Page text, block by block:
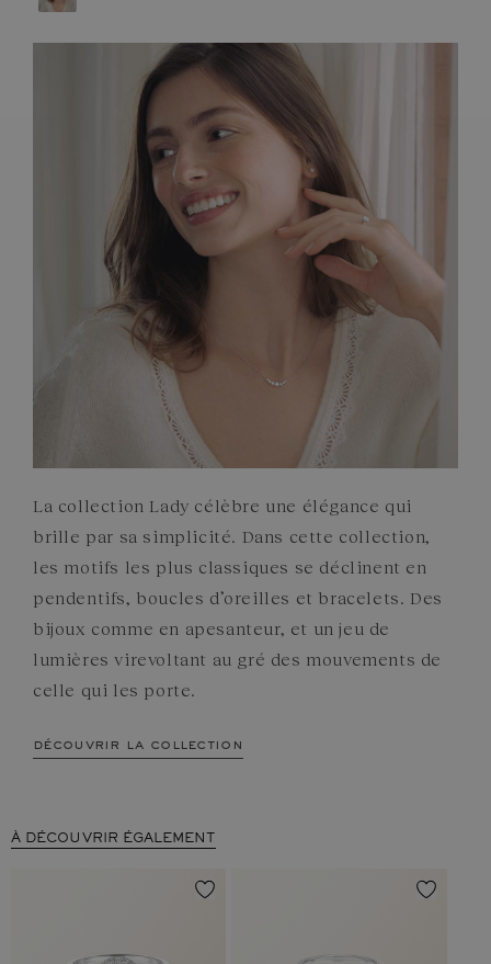
ARTISANAT FRANÇAIS
ENGAGEMENTS
La collection Lady célèbre une élégance qui
brille par sa simplicité. Dans cette collection,
les motifs les plus classiques se déclinent en
pendentifs, boucles d’oreilles et bracelets. Des
bijoux comme en apesanteur, et un jeu de
lumières virevoltant au gré des mouvements de
celle qui les porte.
découvrir la collection
À DÉCOUVRIR ÉGALEMENT